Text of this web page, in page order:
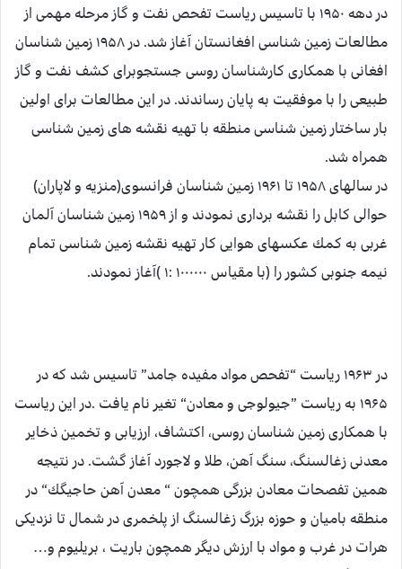
در دهه ۱۹۵۰ با تاسیس ریاست تفحص نفت و گاز مرحله مهمی از
مطالعات زمین شناسی افغانستان آغاز شد. در ۱۹۵۸ زمین شناسان
افغانی با همكاری كارشناسان روسی جستجوبرای كشف نفت و گاز
طبیعی را با موفقیت به پایان رساندند. در این مطالعات برای اولین
بار ساختار زمین شناسی منطقه با تهیه نقشه های زمین شناسی
همراه شد.
در سالهای ۱۹۵۸ تا ۱۹۶۱ زمین شناسان فرانسوی(منزیه و لاپاران)
حوالی كابل را نقشه برداری نمودند و از ۱۹۵۹ زمین شناسان آلمان
غربی به كمك عكسهای هوایی كار تهیه نقشه زمین شناسی تمام
نیمه جنوبی كشور را (با مقیاس ۱۰۰۰۰۰۰ :۱ )آغاز نمودند.
در ۱۹۶۳ ریاست “تفحص مواد مفیده جامد” تاسیس شد كه در
۱۹۶۵ به ریاست ”جیولوجی و معادن“ تغیر نام یافت .در این ریاست
با همكاری زمین شناسان روسی، اكتشاف، ارزیابی و تخمین ذخایر
معدنی زغالسنگ، سنگ آهن، طلا و لاجورد آغاز گشت. در نتیجه
همین تفصحات معادن بزرگی همچون “ معدن آهن حاجیگك“ در
منطقه بامیان و حوزه بزرگ زغالسنگ از پلخمری در شمال تا نزدیكی
هرات در غرب و مواد با ارزش دیگر همچون باریت ، بریلیوم و…